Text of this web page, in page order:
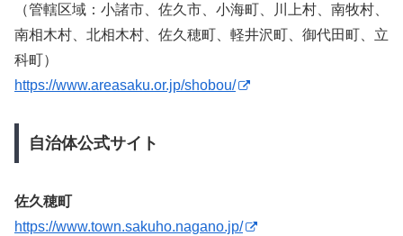
（管轄区域：小諸市、佐久市、小海町、川上村、南牧村、
南相木村、北相木村、佐久穂町、軽井沢町、御代田町、立
科町）
https://www.areasaku.or.jp/shobou/
自治体公式サイト
佐久穂町
https://www.town.sakuho.nagano.jp/